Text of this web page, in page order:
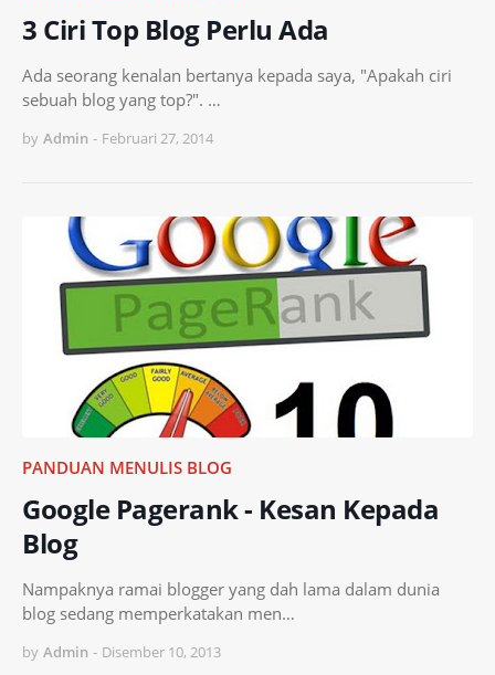
3 Ciri Top Blog Perlu Ada
Ada seorang kenalan bertanya kepada saya, "Apakah ciri
sebuah blog yang top?". …
by Admin - Februari 27, 2014
PANDUAN MENULIS BLOG
Google Pagerank - Kesan Kepada
Blog
Nampaknya ramai blogger yang dah lama dalam dunia
blog sedang memperkatakan men…
by Admin - Disember 10, 2013